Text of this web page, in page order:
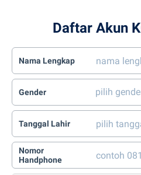
Daftar Akun
Nama Lengkap
Gender
Tanggal Lahir
Nomor
Handphone